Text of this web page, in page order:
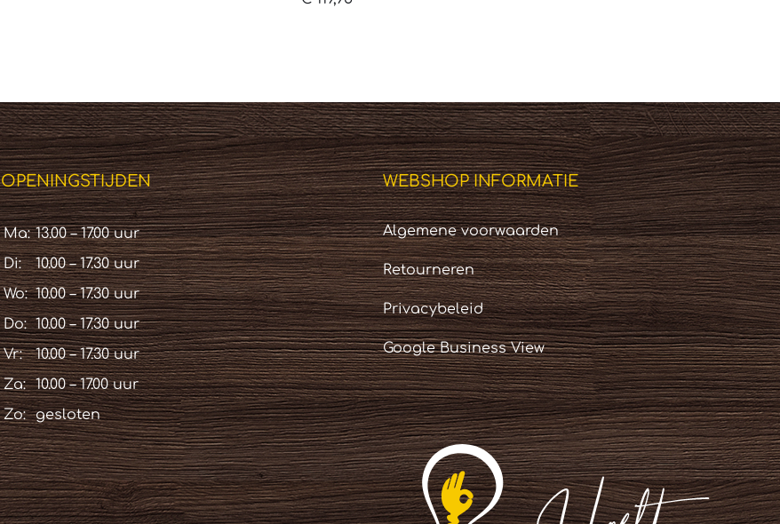
OPENINGSTIJDEN
Ma: 13.00 – 17.00 uur
Di:
10.00 – 17.30 uur
Wo: 10.00 – 17.30 uur
Do: 10.00 – 17.30 uur
Vr:
10.00 – 17.30 uur
Za:
10.00 – 17.00 uur
Zo:
gesloten
WEBSHOP INFORMATIE
Algemene voorwaarden
Retourneren
Privacybeleid
Google Business View